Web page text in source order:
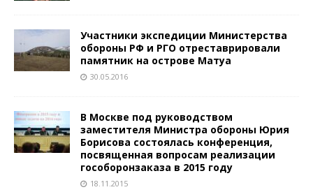
Участники экспедиции Министерства
обороны РФ и РГО отреставрировали
памятник на острове Матуа
30.05.2016
В Москве под руководством
заместителя Министра обороны Юрия
Борисова состоялась конференция,
посвященная вопросам реализации
гособоронзаказа в 2015 году
18.11.2015